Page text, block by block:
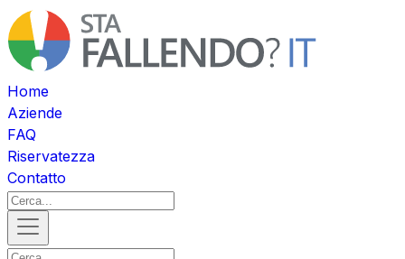
Home
Aziende
FAQ
Riservatezza
Contatto